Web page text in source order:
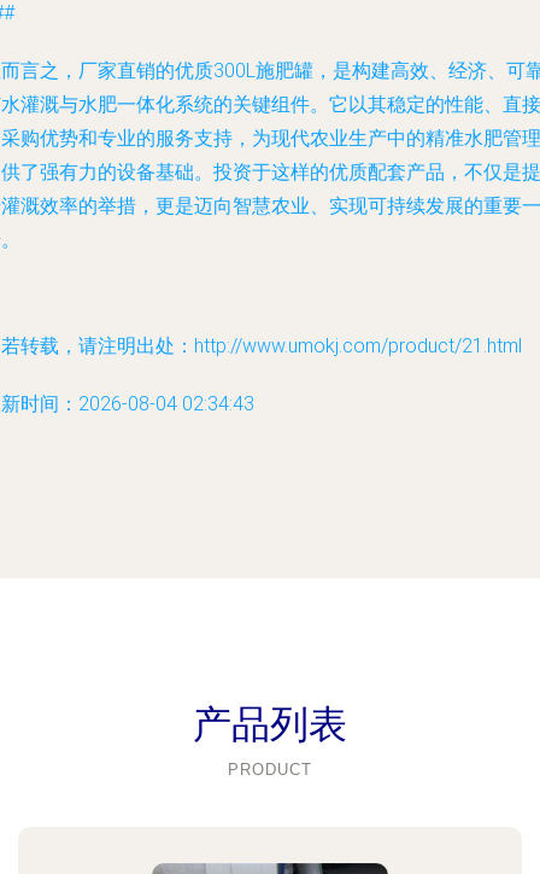
言之，厂家直销的优质300L施肥罐，是构建高效、经济、可
灌溉与水肥一体化系统的关键组件。它以其稳定的性能、直接
购优势和专业的服务支持，为现代农业生产中的精准水肥管理
了强有力的设备基础。投资于这样的优质配套产品，不仅是提
溉效率的举措，更是迈向智慧农业、实现可持续发展的重要一
转载，请注明出处：http://www.umokj.com/product/21.html
时间：2026-08-04 02:34:43
产品列表
PRODUCT